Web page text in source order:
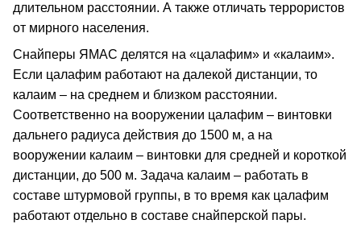
длительном расстоянии. А также отличать террористов
от мирного населения.
Снайперы ЯМАС делятся на «цалафим» и «калаим».
Если цалафим работают на далекой дистанции, то
калаим – на среднем и близком расстоянии.
Соответственно на вооружении цалафим – винтовки
дальнего радиуса действия до 1500 м, а на
вооружении калаим – винтовки для средней и короткой
дистанции, до 500 м. Задача калаим – работать в
составе штурмовой группы, в то время как цалафим
работают отдельно в составе снайперской пары.